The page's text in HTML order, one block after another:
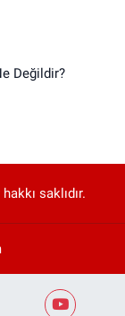
Değildir?
saklıdır.